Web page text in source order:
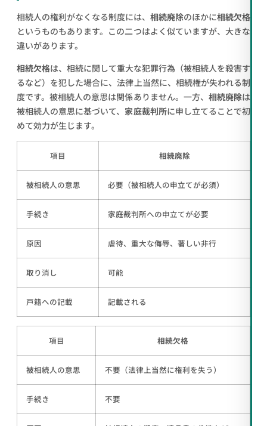
相続人の権利がなくなる制度には、 相続廃除のほかに相続欠格
というものもあります。この二つはよく似ていますが、大きな
違いがあります。
相続欠格は、相続に関して重大な犯罪行為（被相続人を殺害す
るなど）を犯した場合に、法律上当然に、相続権が失われる制
度です。被相続人の意思は関係ありません。一方、 相続廃除は
被相続人の意思に基づいて、 家庭裁判所に申し立てることで初
めて効力が生じます。
項目 相続廃除
被相続人の意思 必要（被相続人の申立てが必須）
手続き 家庭裁判所への申立てが必要
原因 虐待、重大な侮辱、著しい非行
取り消し 可能
戸籍への記載 記載される
項目 相続欠格
被相続人の意思 不要（法律上当然に権利を失う）
手続き 不要